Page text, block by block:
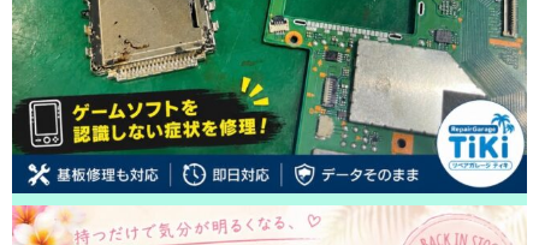
た！ありがとうございました！
2026/05/18
松戸市よりお越しのお客様のiPhone11Proの充電不良修理をさせて頂きまし
た！ありがとうございました！
2026/05/18
松戸市よりお越しのお客様のiPhone11のバッテリー交換をさせて頂きまし
た！ありがとうございました！
2026/05/17
松戸市よりお越しのお客様のiPhone14Proの基板修理をさせて頂きました！
ありがとうございました！
2026/05/17
松戸市よりお越しのお客様のiPhone14のガラス交換をさせて頂きました！